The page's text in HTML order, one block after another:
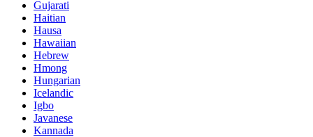
Gujarati
Haitian
Hausa
Hawaiian
Hebrew
Hmong
Hungarian
Icelandic
Igbo
Javanese
Kannada